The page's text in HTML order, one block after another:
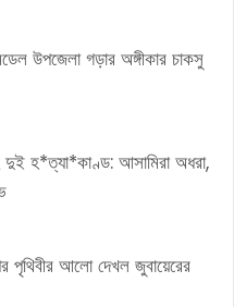
উপজেলা গড়ার অঙ্গীকার চাকসু
দুই হ*ত্যা*কাণ্ড: আসামিরা অধরা,
পৃথিবীর আলো দেখল জুবায়েরের